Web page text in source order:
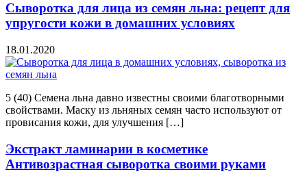
Сыворотка для лица из семян льна: рецепт для
упругости кожи в домашних условиях
18.01.2020
5 (40) Семена льна давно известны своими благотворными
свойствами. Маску из льняных семян часто используют от
провисания кожи, для улучшения […]
Экстракт ламинарии в косметике
Антивозрастная сыворотка своими руками